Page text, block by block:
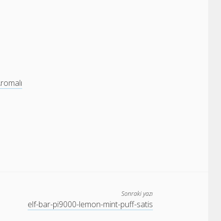
Sonraki yazı
elf-bar-pi9000-lemon-mint-puff-satis